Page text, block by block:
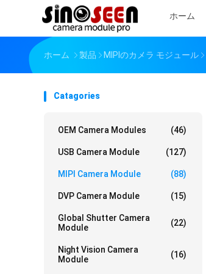
ホーム
ホーム 製品 MIPIのカメラ モジュール
Catagories
OEM Camera Modules (46)
USB Camera Module (127)
MIPI Camera Module (88)
DVP Camera Module (15)
Global Shutter Camera
Module
(22)
Night Vision Camera
Module
(16)